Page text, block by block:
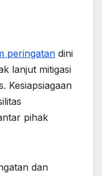
peringatan dini
lanjut mitigasi
Kesiapsiagaan
pihak
dan